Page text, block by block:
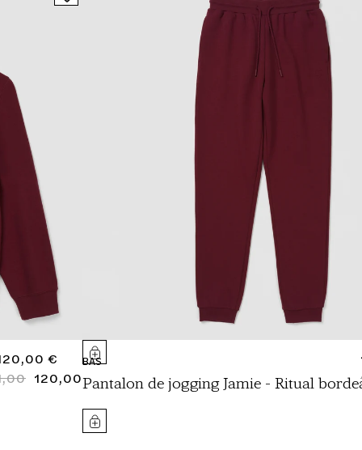
€
120,00
BAS
Pantalon de jogging Jamie - Ritual